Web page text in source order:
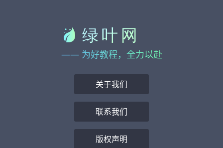
—— 为好教程，全力以赴
关于我们
联系我们
版权声明